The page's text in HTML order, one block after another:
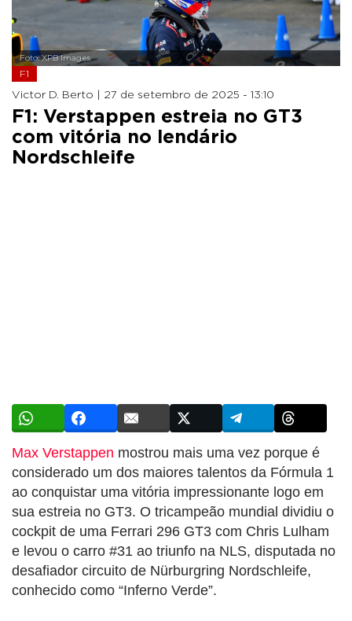
Foto: XPB Images
F1
Victor D. Berto | 27 de setembro de 2025 - 13:10
F1: Verstappen estreia no GT3
com vitória no lendário
Nordschleife
Max Verstappen mostrou mais uma vez porque é
considerado um dos maiores talentos da Fórmula 1
ao conquistar uma vitória impressionante logo em
sua estreia no GT3. O tricampeão mundial dividiu o
cockpit de uma Ferrari 296 GT3 com Chris Lulham
e levou o carro #31 ao triunfo na NLS, disputada no
desafiador circuito de Nürburgring Nordschleife,
conhecido como “Inferno Verde”.